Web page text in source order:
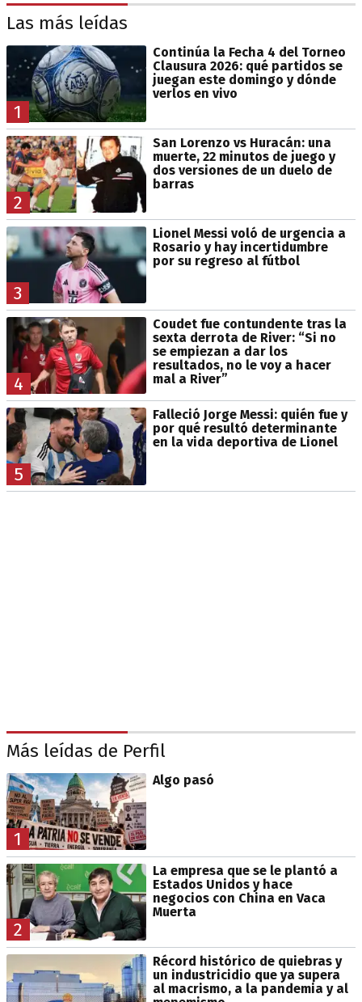
Las más leídas
1
Continúa la Fecha 4 del Torneo
Clausura 2026: qué partidos se
juegan este domingo y dónde
verlos en vivo
2
San Lorenzo vs Huracán: una
muerte, 22 minutos de juego y
dos versiones de un duelo de
barras
3
Lionel Messi voló de urgencia a
Rosario y hay incertidumbre
por su regreso al fútbol
4
Coudet fue contundente tras la
sexta derrota de River: “Si no
se empiezan a dar los
resultados, no le voy a hacer
mal a River”
5
Falleció Jorge Messi: quién fue y
por qué resultó determinante
en la vida deportiva de Lionel
Más leídas de Perfil
1
Algo pasó
2
La empresa que se le plantó a
Estados Unidos y hace
negocios con China en Vaca
Muerta
Récord histórico de quiebras y
un industricidio que ya supera
al macrismo, a la pandemia y al